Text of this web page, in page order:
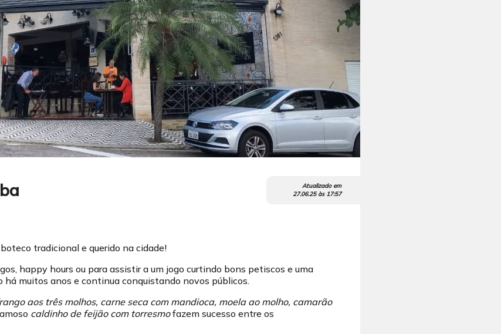
Atualizado em
27.06.25às 17:57
tradicional e querido na cidade!
happy hours ou para assistir a um jogo curtindo bons petiscos e uma
há muitos anos e continua conquistando novos públicos.
aos três molhos, carne seca com mandioca, moela ao molho, camarão
caldinho de feijão com torresmofazem sucesso entre os